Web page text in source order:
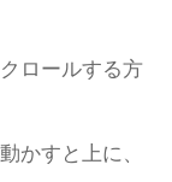
ロールする方
かすと上に、